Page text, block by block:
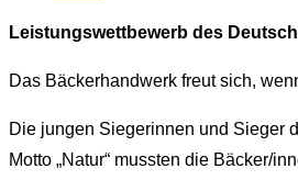
Leistungswettbewerb des
Das Bäckerhandwerk freut sich,
Die jungen Siegerinnen und Sieger
Motto „Natur“ mussten die Bäcker/